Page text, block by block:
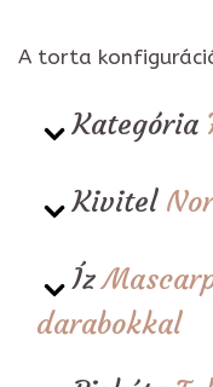
A torta
Kategória
Kivitel
Íz
darabokkal